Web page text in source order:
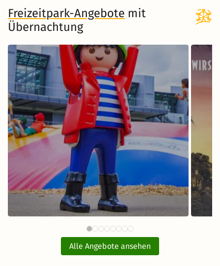
Zum Angebot
Freizeitpark-Angebote mit
Übernachtung
ab64 €
PLAYMOBIL®-FunPark mit Hotel
und Eintritt
Alle Angebote ansehen